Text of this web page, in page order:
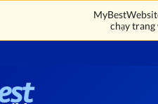
chạy trang